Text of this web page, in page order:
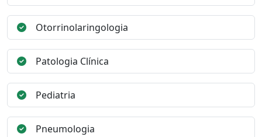
Otorrinolaringologia
Patologia Clínica
Pediatria
Pneumologia